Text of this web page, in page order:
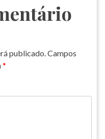
publicado. Campos
*